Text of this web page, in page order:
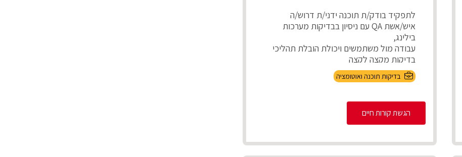
לתפקיד בודק/ת תוכנה ידני/ת דרוש/ה
איש/אשת QA עם ניסיון בבדיקות מערכות
בילינג,
עבודה מול משתמשים ויכולת הובלת תהליכי
בדיקות מקצה לקצה
התפק...בדיקות תוכנה ואוטומציה
הגשת קורות חיים